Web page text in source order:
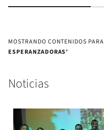
MOSTRANDO CONTENIDOS PARA
ESPERANZADORAS’
Noticias